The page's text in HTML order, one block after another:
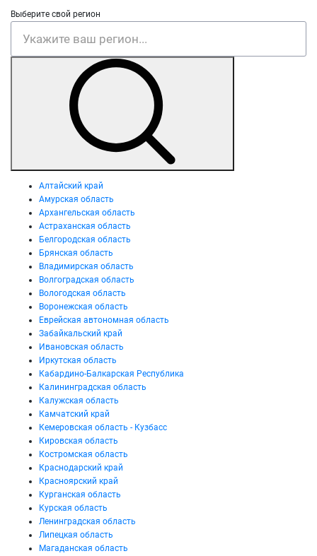
Выберите свой регион
Алтайский край
Амурская область
Архангельская область
Астраханская область
Белгородская область
Брянская область
Владимирская область
Волгоградская область
Вологодская область
Воронежская область
Еврейская автономная область
Забайкальский край
Ивановская область
Иркутская область
Кабардино-Балкарская Республика
Калининградская область
Калужская область
Камчатский край
Кемеровская область - Кузбасс
Кировская область
Костромская область
Краснодарский край
Красноярский край
Курганская область
Курская область
Ленинградская область
Липецкая область
Магаданская область